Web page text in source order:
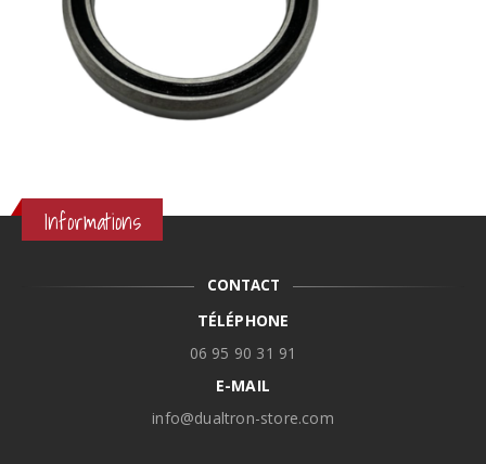
Informations
CONTACT
TÉLÉPHONE
06 95 90 31 91
E-MAIL
info@dualtron-store.com